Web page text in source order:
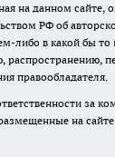
на данном сайте,
РФ об
либо в какой бы
распространению,
правообладателя.
за
на